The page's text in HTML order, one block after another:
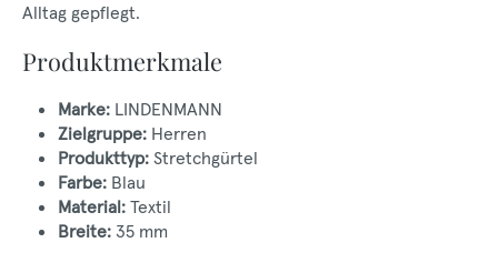
Alltag gepflegt.
Produktmerkmale
Marke: LINDENMANN
Zielgruppe: Herren
Produkttyp: Stretchgürtel
Farbe: Blau
Material: Textil
Breite: 35 mm